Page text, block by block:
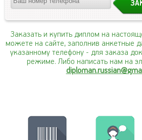
Заказать и купить диплом на
можете на сайте, заполнив анкетные
указанному телефону - для заказа
режиме. Либо написать нам на